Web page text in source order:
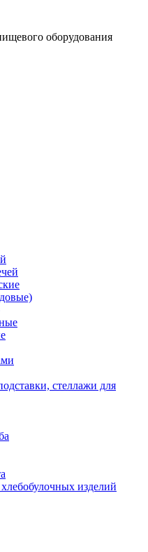
оборудования
стеллажи для
изделий